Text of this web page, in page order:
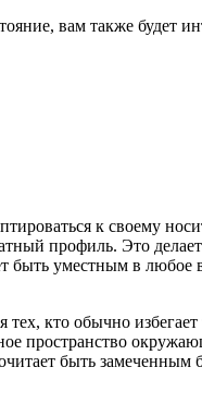
вам также будет
к своему
профиль. Это
быть уместным в
кто обычно
пространство
быть